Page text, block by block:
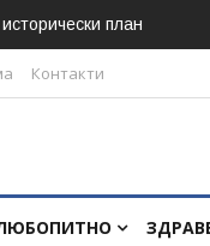
план
Контакти